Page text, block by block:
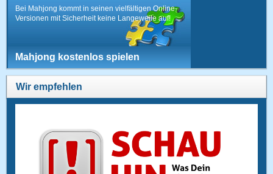
Bei Mahjong kommt in seinen vielfältigen Online-
Versionen mit Sicherheit keine Langeweile auf!
Mahjong kostenlos spielen
Wir empfehlen